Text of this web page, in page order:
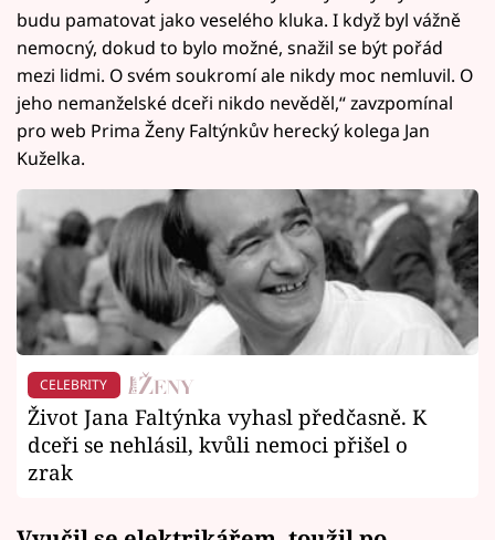
budu pamatovat jako veselého kluka. I když byl vážně
nemocný, dokud to bylo možné, snažil se být pořád
mezi lidmi. O svém soukromí ale nikdy moc nemluvil. O
jeho nemanželské dceři nikdo nevěděl,“ zavzpomínal
pro web Prima Ženy Faltýnkův herecký kolega Jan
Kuželka.
CELEBRITY
Život Jana Faltýnka vyhasl předčasně. K
dceři se nehlásil, kvůli nemoci přišel o
zrak